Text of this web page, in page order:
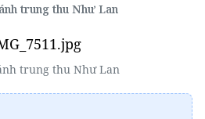
trung thu Như Lan
trung thu Như Lan